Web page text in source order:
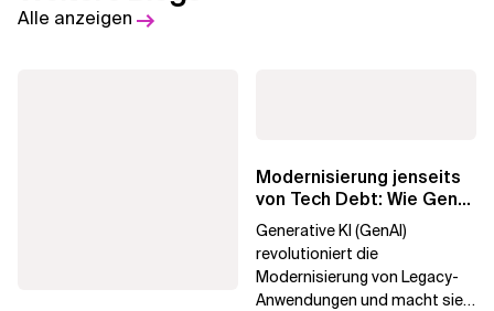
Alle anzeigen
Modernisierung jenseits
von Tech Debt: Wie GenAI
die
Generative KI (GenAI)
revolutioniert die
Modernisierung von Legacy-
Anwendungen und macht sie